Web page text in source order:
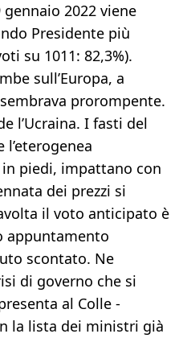
2022 viene
Presidente più
su 1011: 82,3%).
sull’Europa, a
prorompente.
l’Ucraina. I fasti del
l’eterogenea
piedi, impattano con
dei prezzi si
il voto anticipato è
appuntamento
scontato. Ne
di governo che si
al Colle -
la lista dei ministri già